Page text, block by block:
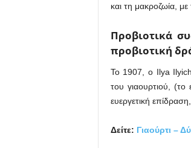
και τη μακροζωία,
Προβιοτικά
προβιοτική
Το 1907, ο Ilya Ilyich
του γιαουρτιού,
ευεργετική
Δείτε: Γιαούρτι –